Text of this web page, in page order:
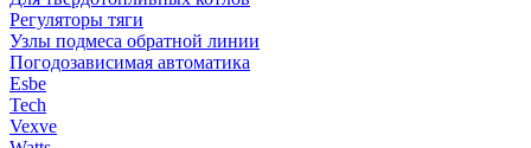
Регуляторы тяги
Узлы подмеса обратной линии
Погодозависимая автоматика
Esbe
Tech
Vexve